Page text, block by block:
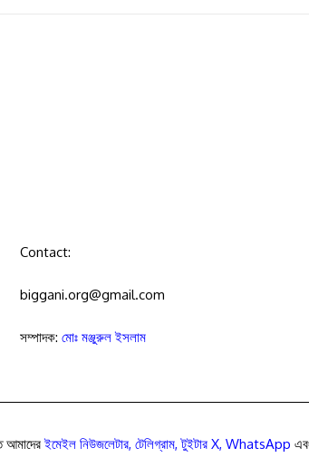
Contact:
biggani.org@gmail.com
সম্পাদক: মোঃ মঞ্জুরুল ইসলাম
আমাদেরইমেইল নিউজলেটার, টেলিগ্রাম,টুইটার X, WhatsApp